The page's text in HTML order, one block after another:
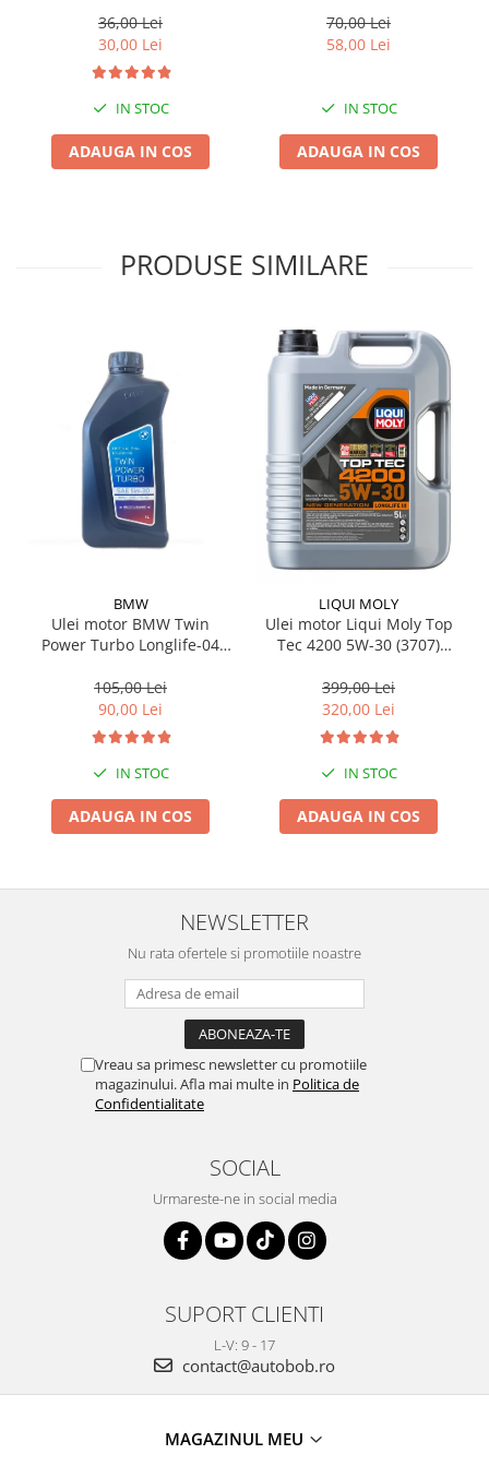
36,00 Lei
30,00 Lei
IN STOC
ADAUGA IN COS
70,00 Lei
58,00 Lei
IN STOC
ADAUGA IN COS
PRODUSE SIMILARE
BMW
Ulei motor BMW Twin
Power Turbo Longlife-04
105,00 Lei
90,00 Lei
IN STOC
ADAUGA IN COS
LIQUI MOLY
Ulei motor Liqui Moly Top
Tec 4200 5W-30 (3707)
399,00 Lei
320,00 Lei
IN STOC
ADAUGA IN COS
NEWSLETTER
Nu rata ofertele si promotiile noastre
Vreau sa primesc newsletter cu promotiile
magazinului. Afla mai multe in Politica de
Confidentialitate
SOCIAL
Urmareste-ne in social media
SUPORT CLIENTI
L-V: 9 - 17
contact@autobob.ro
MAGAZINUL MEU